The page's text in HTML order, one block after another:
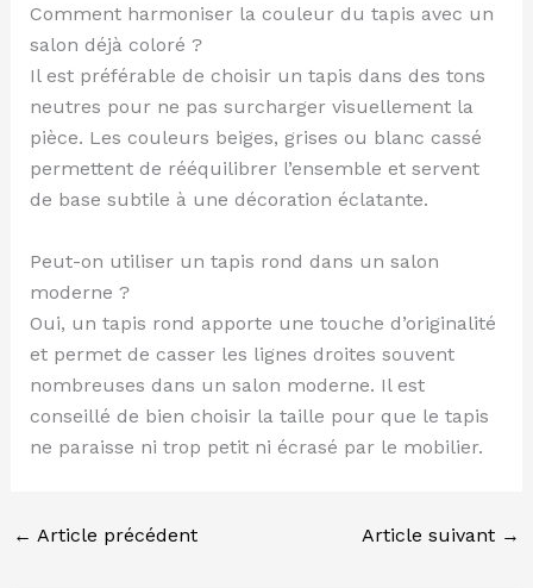
Comment harmoniser la couleur du tapis avec un
salon déjà coloré ?
Il est préférable de choisir un tapis dans des tons
neutres pour ne pas surcharger visuellement la
pièce. Les couleurs beiges, grises ou blanc cassé
permettent de rééquilibrer l’ensemble et servent
de base subtile à une décoration éclatante.
Peut-on utiliser un tapis rond dans un salon
moderne ?
Oui, un tapis rond apporte une touche d’originalité
et permet de casser les lignes droites souvent
nombreuses dans un salon moderne. Il est
conseillé de bien choisir la taille pour que le tapis
ne paraisse ni trop petit ni écrasé par le mobilier.
← Article précédent Article suivant →